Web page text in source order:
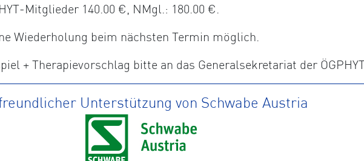
Mitglieder 140.00 €, NMgl.: 180.00 €.
Wiederholung beim nächsten Termin möglich.
+ Therapievorschlag bitte an das Generalsekretariat der
Unterstützung von Schwabe Austria